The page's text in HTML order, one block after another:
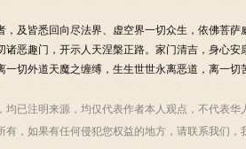
，及皆悉回向尽法界、虚空界一切众生，依佛菩
诸恶趣门，开示人天涅槃正路。家门清吉，身心
一切外道天魔之缠缚，生生世世永离恶道，离一
均已注明来源，均仅代表作者本人观点，不代表
有，如果有任何侵犯您权益的地方，请联系我们，